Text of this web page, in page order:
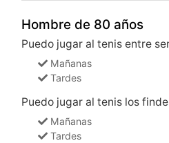
Hombre de 80 años
Puedo jugar al tenis entre
Mañanas
Tardes
Puedo jugar al tenis los
Mañanas
Tardes